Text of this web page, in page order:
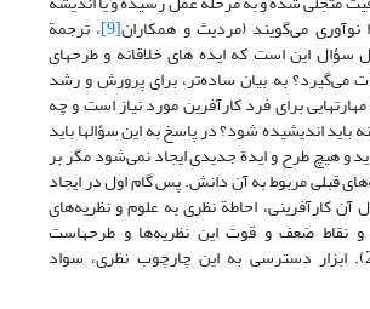
نوآوری می‌گویند (مردیث و همکاران[9] ، ترجمة
1371). حال سؤال این است که ایده های خلاقانه و طرحهای
می‌گیرد؟ به بیان ساده‌تر، برای پرورش و رشد
برای فرد کارآفرین مورد نیاز است و چه
باید اندیشیده شود؟ در پاسخ به این سؤالها باید
هیچ طرح و ایدة جدیدی ایجاد نمی‌شود مگر بر
قبلی مربوط به آن دانش. پس گام اول در ایجاد
آن کارآفرینی، احاطة نظری به علوم و نظریه‌های
و نقاط ضعف و قوت این نظریه‌ها و طرحهاست
، 2002). ابزار دسترسی به این چارچوب نظری، سواد